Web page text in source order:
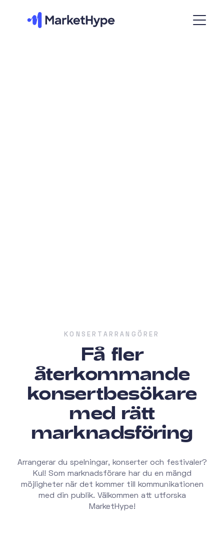
KONSERTARRANGÖRER
Få fler
återkommande
konsertbesökare
med rätt
marknadsföring
Arrangerar du spelningar, konserter och festivaler?
Kul! Som marknadsförare har du en mängd
möjligheter när det kommer till kommunikationen
med din publik. Välkommen att utforska
MarketHype!